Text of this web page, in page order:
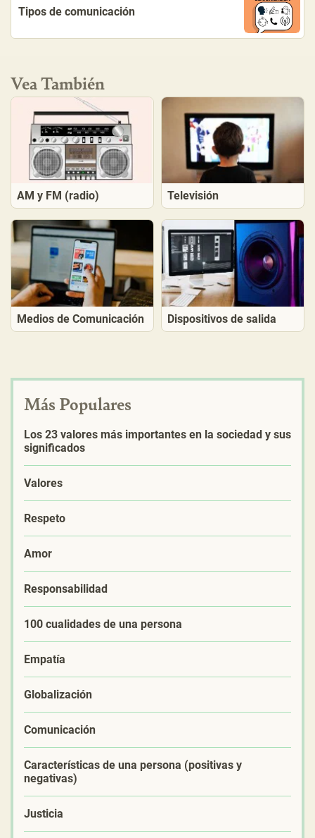
Tipos de comunicación
Vea También
AM y FM (radio) Televisión
Medios de Comunicación Dispositivos de salida
Más Populares
Los 23 valores más importantes en la sociedad y sus
significados
Valores
Respeto
Amor
Responsabilidad
100 cualidades de una persona
Empatía
Globalización
Comunicación
Características de una persona (positivas y
negativas)
Justicia